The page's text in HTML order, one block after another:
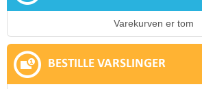
Varekurven er tom
BESTILLE VARSLINGER